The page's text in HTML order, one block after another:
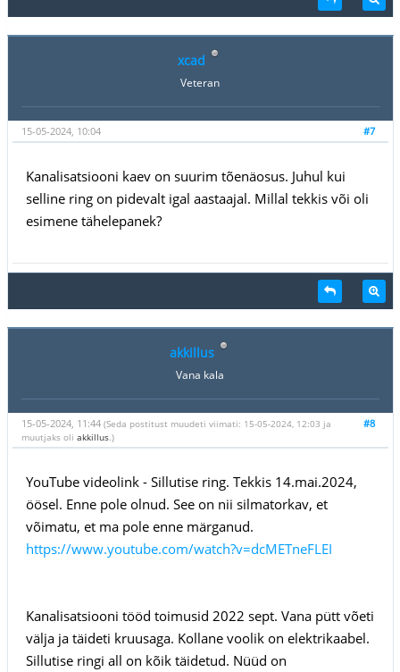
xcad
Veteran
#7
15-05-2024, 10:04
Kanalisatsiooni kaev on suurim tõenäosus. Juhul kui
selline ring on pidevalt igal aastaajal. Millal tekkis või oli
esimene tähelepanek?
akkillus
Vana kala
#8
15-05-2024, 11:44 (Seda postitust muudeti viimati: 15-05-2024, 12:03 ja
muutjaks oli akkillus.)
YouTube videolink - Sillutise ring. Tekkis 14.mai.2024,
öösel. Enne pole olnud. See on nii silmatorkav, et
võimatu, et ma pole enne märganud.
https://www.youtube.com/watch?v=dcMETneFLEI
Kanalisatsiooni tööd toimusid 2022 sept. Vana pütt võeti
välja ja täideti kruusaga. Kollane voolik on elektrikaabel.
Sillutise ringi all on kõik täidetud. Nüüd on